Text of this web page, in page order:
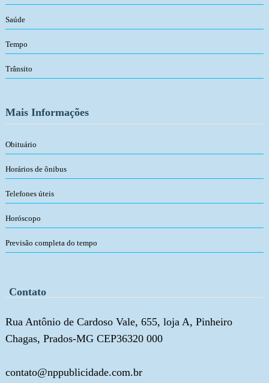
Saúde
Tempo
Trânsito
Mais Informações
Obituário
Horários de ônibus
Telefones úteis
Horóscopo
Previsão completa do tempo
Contato
Rua Antônio de Cardoso Vale, 655, loja A, Pinheiro
Chagas, Prados-MG CEP36320 000
contato@nppublicidade.com.br